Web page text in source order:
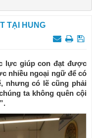
TẠI HUNG
lực giúp con đạt được
nhiều ngoại ngữ để có
nhưng có lẽ cũng phải
ta không quên cội